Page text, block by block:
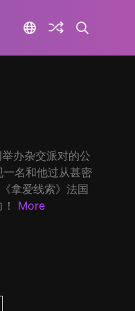
办杂交派对的公
名和他过从甚密
拿爱线索》法国
More